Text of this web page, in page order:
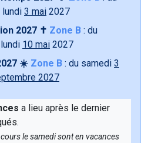
lundi 3 mai 2027
2027 ✝️ Zone B : du
10 mai 2027
☀️ Zone B : du samedi 3
2027
a lieu après le dernier
le samedi sont en vacances